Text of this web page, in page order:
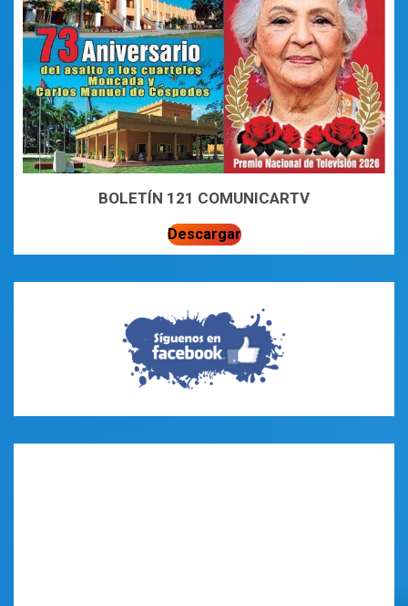
BOLETÍN 121 COMUNICARTV
Descargar